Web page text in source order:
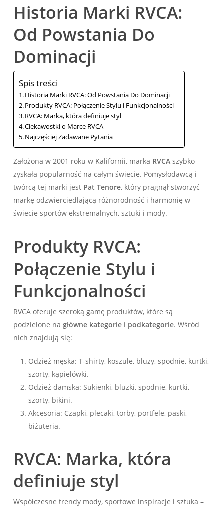
Historia Marki RVCA:
Od Powstania Do
Dominacji
Spis treści
Historia Marki RVCA: Od Powstania Do Dominacji
Produkty RVCA: Połączenie Stylu i Funkcjonalności
RVCA: Marka, która definiuje styl
Ciekawostki o Marce RVCA
Najczęściej Zadawane Pytania
Założona w 2001 roku w Kalifornii, marka RVCAszybko
zyskała popularność na całym świecie. Pomysłodawcą i
twórcą tej marki jest Pat Tenore, który pragnął stworzyć
markę odzwierciedlającą różnorodność i harmonię w
świecie sportów ekstremalnych, sztuki i mody.
Produkty RVCA:
Połączenie Stylu i
Funkcjonalności
RVCA oferuje szeroką gamę produktów, które są
podzielone na główne kategoriei podkategorie. Wśród
nich znajdują się:
Odzież męska: T-shirty, koszule, bluzy, spodnie, kurtki,
szorty, kąpielówki.
Odzież damska: Sukienki, bluzki, spodnie, kurtki,
szorty, bikini.
Akcesoria: Czapki, plecaki, torby, portfele, paski,
biżuteria.
RVCA: Marka, która
definiuje styl
Współczesne trendy mody, sportowe inspiracje i sztuka –